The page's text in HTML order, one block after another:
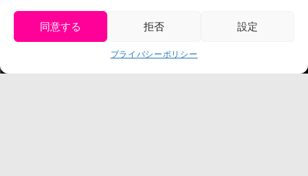
同意する 拒否 設定
プライバシーポリシー
プレスリリース